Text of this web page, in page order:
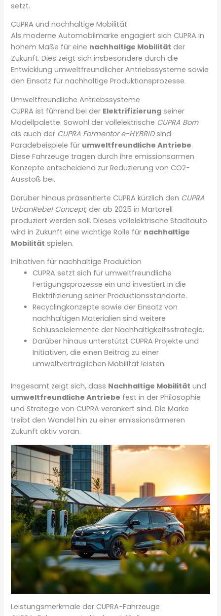
setzt.
CUPRA und nachhaltige Mobilität
Als moderne Automobilmarke engagiert sich CUPRA in
hohem Maße für eine nachhaltige Mobilität der
Zukunft. Dies zeigt sich insbesondere durch die
Entwicklung umweltfreundlicher Antriebssysteme sowie
den Einsatz für nachhaltige Produktionsprozesse.
Umweltfreundliche Antriebssysteme
CUPRA ist führend bei der Elektrifizierung seiner
Modellpalette. Sowohl der vollelektrische CUPRA Born
als auch der CUPRA Formentor e-HYBRIDsind
Paradebeispiele für umweltfreundliche Antriebe.
Diese Fahrzeuge tragen durch ihre emissionsarmen
Konzepte entscheidend zur Reduzierung von CO2-
Ausstoß bei.
Darüber hinaus präsentierte CUPRA kürzlich den CUPRA
UrbanRebel Concept, der ab 2025 in Martorell
produziert werden soll. Dieses vollelektrische Stadtauto
wird in Zukunft eine wichtige Rolle für nachhaltige
Mobilität spielen.
Initiativen für nachhaltige Produktion
CUPRA setzt sich für umweltfreundliche
Fertigungsprozesse ein und investiert in die
Elektrifizierung seiner Produktionsstandorte.
Recyclingkonzepte sowie der Einsatz von
nachhaltigen Materialien sind weitere
Schlüsselelemente der Nachhaltigkeitsstrategie.
Darüber hinaus unterstützt CUPRA Projekte und
Initiativen, die einen Beitrag zu einer
umweltverträglichen Mobilität leisten.
Insgesamt zeigt sich, dass Nachhaltige Mobilität und
umweltfreundliche Antriebe fest in der Philosophie
und Strategie von CUPRA verankert sind. Die Marke
treibt den Wandel hin zu einer emissionsärmeren
Zukunft aktiv voran.
Leistungsmerkmale der CUPRA-Fahrzeuge